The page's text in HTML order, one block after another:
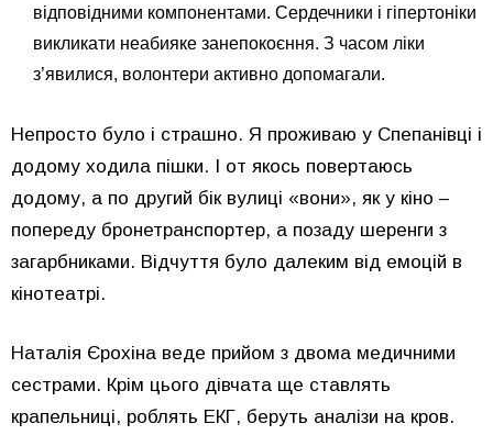
відповідними компонентами. Сердечники і гіпертоніки
викликати неабияке занепокоєння. З часом ліки
з’явилися, волонтери активно допомагали.
Непросто було і страшно. Я проживаю у Спепанівці і
додому ходила пішки. І от якось повертаюсь
додому, а по другий бік вулиці «вони», як у кіно –
попереду бронетранспортер, а позаду шеренги з
загарбниками. Відчуття було далеким від емоцій в
кінотеатрі.
Наталія Єрохіна веде прийом з двома медичними
сестрами. Крім цього дівчата ще ставлять
крапельниці, роблять ЕКГ, беруть аналізи на кров.